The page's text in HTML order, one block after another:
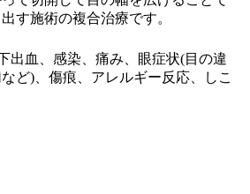
す施術の複合治療です。
出血、感染、痛み、眼症状(目の違
ど)、傷痕、アレルギー反応、しこ